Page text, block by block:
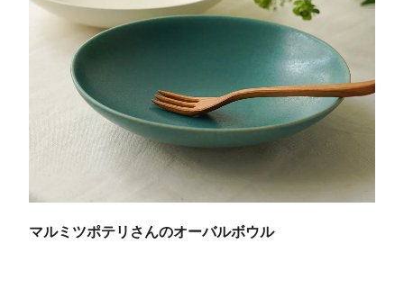
マルミツポテリさんのオーバルボウル